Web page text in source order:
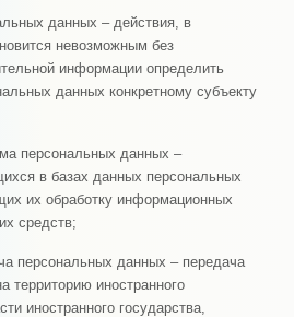
данных – действия, в
невозможным без
информации определить
данных конкретному субъекту
персональных данных –
в базах данных персональных
их обработку информационных
средств;
персональных данных – передача
территорию иностранного
иностранного государства,